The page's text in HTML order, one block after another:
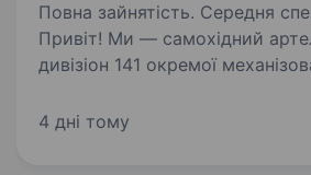
Повна зайнятість. Середня
Привіт! Ми — самохідний
дивізіон 141 окремої
бореться за мир і безпеку
4 дні тому